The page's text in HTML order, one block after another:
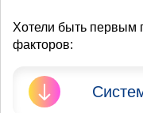
Хотели быть первым
факторов: